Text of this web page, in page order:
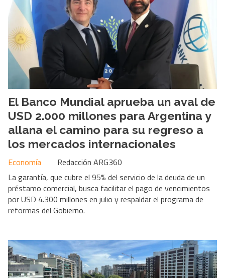
El Banco Mundial aprueba un aval de
USD 2.000 millones para Argentina y
allana el camino para su regreso a
los mercados internacionales
Redacción ARG360
Economía
La garantía, que cubre el 95% del servicio de la deuda de un
préstamo comercial, busca facilitar el pago de vencimientos
por USD 4.300 millones en julio y respaldar el programa de
reformas del Gobierno.